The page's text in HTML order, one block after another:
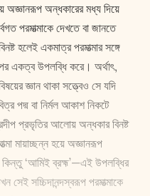
অজ্ঞানরূপ অন্ধকারের মধ্য দিয়ে
পরমাত্মাকে দেখতে বা জানতে
হলেই একমাত্র পরমাত্মার সঙ্গে
একত্ব উপলব্ধি করে। অর্থাৎ,
জ্ঞান থাকা সত্ত্বেও সে যদি
পদ্ম বা নির্মল আকাশ নিকটে
প্রভৃতির আলোয় অন্ধকার বিনষ্ট
মায়াচ্ছন্ন হয়ে অজ্ঞানরূপ
কিন্তু ‘আমিই ব্রহ্ম’—এই উপলব্ধির
সচ্চিদানন্দস্বরূপ পরমাত্মাকে